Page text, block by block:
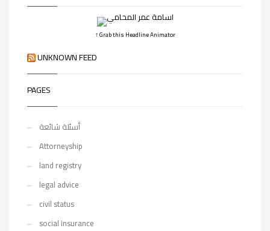
↑ Grab this Headline Animator
UNKNOWN FEED
PAGES
أسئلة شائعة
Attorneyship
land registry
legal advice
civil status
social insurance